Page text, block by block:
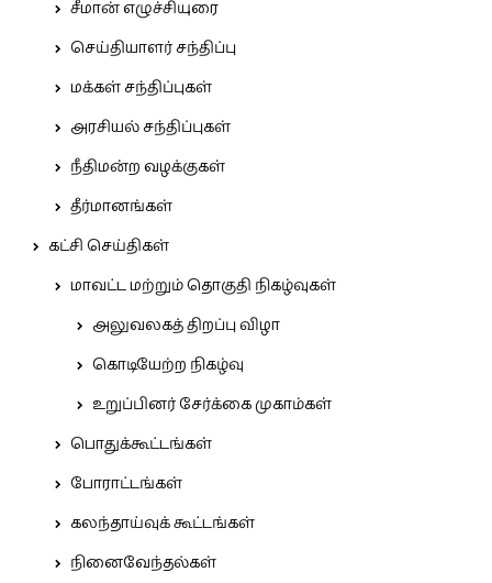
சீமான் எழுச்சியுரை
செய்தியாளர் சந்திப்பு
மக்கள் சந்திப்புகள்
அரசியல் சந்திப்புகள்
நீதிமன்ற வழக்குகள்
தீர்மானங்கள்
கட்சி செய்திகள்
மாவட்ட மற்றும் தொகுதி நிகழ்வுகள்
அலுவலகத் திறப்பு விழா
கொடியேற்ற நிகழ்வு
உறுப்பினர் சேர்க்கை முகாம்கள்
பொதுக்கூட்டங்கள்
போராட்டங்கள்
கலந்தாய்வுக் கூட்டங்கள்
நினைவேந்தல்கள்